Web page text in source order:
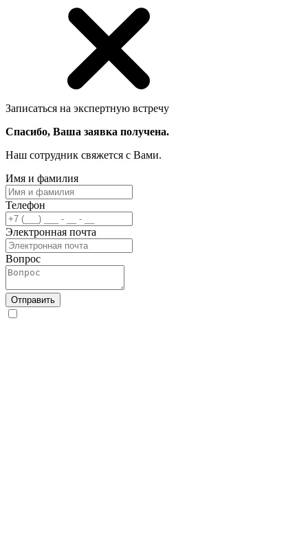
Записаться на экспертную встречу
Спасибо, Ваша заявка получена.
Наш сотрудник свяжется с Вами.
Имя и фамилия
Телефон
Электронная почта
Вопрос
Отправить